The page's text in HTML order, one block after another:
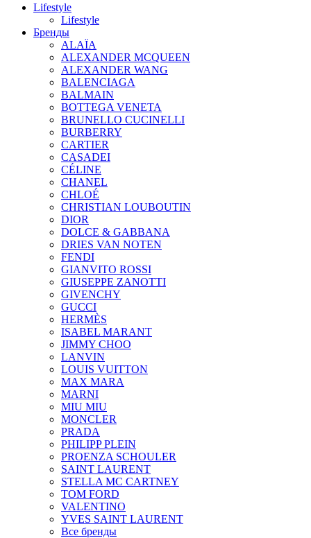
Lifestyle
Lifestyle
Бренды
ALAÏA
ALEXANDER MCQUEEN
ALEXANDER WANG
BALENCIAGA
BALMAIN
BOTTEGA VENETA
BRUNELLO CUCINELLI
BURBERRY
CARTIER
CASADEI
CÉLINE
CHANEL
CHLOÉ
CHRISTIAN LOUBOUTIN
DIOR
DOLCE & GABBANA
DRIES VAN NOTEN
FENDI
GIANVITO ROSSI
GIUSEPPE ZANOTTI
GIVENCHY
GUCCI
HERMÈS
ISABEL MARANT
JIMMY CHOO
LANVIN
LOUIS VUITTON
MAX MARA
MARNI
MIU MIU
MONCLER
PRADA
PHILIPP PLEIN
PROENZA SCHOULER
SAINT LAURENT
STELLA MC CARTNEY
TOM FORD
VALENTINO
YVES SAINT LAURENT
Все бренды